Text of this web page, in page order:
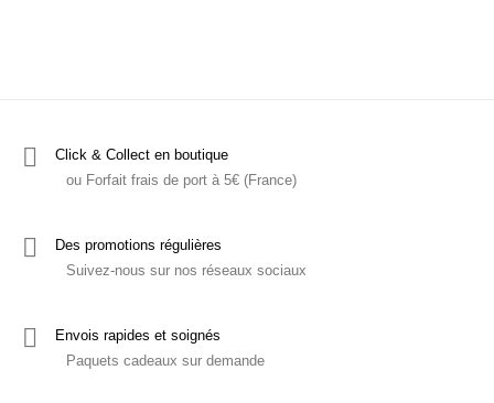
Click & Collect en boutique
ou Forfait frais de port à 5€ (France)
Des promotions régulières
Suivez-nous sur nos réseaux sociaux
Envois rapides et soignés
Paquets cadeaux sur demande